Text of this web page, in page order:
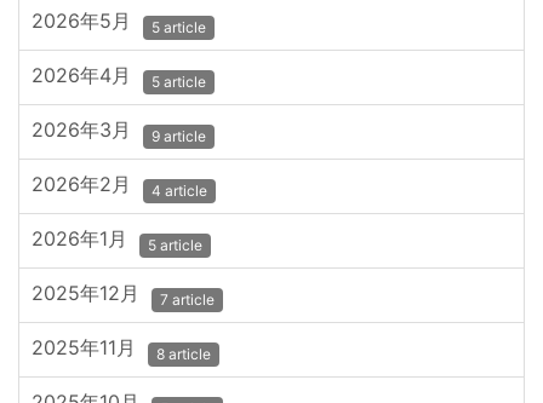
2026年5月 5 article
2026年4月 5 article
2026年3月 9 article
2026年2月 4 article
2026年1月 5 article
2025年12月 7 article
2025年11月 8 article